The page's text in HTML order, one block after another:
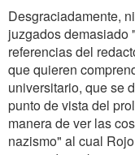
Desgraciadamente,
juzgados demasiado
referencias del
que quieren
universitario, que se
punto de vista del
manera de ver las
nazismo" al cual